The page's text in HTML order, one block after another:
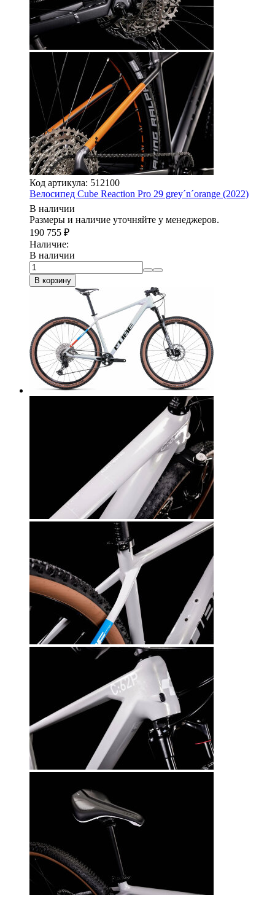
Код артикула: 512100
Велосипед Cube Reaction Pro 29 grey´n´orange (2022)
В наличии
Размеры и наличие уточняйте у менеджеров.
190 755 ₽
Наличие:
В наличии
В корзину